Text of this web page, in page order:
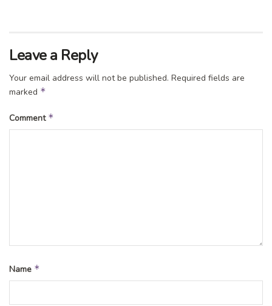
Leave a Reply
Your email address will not be published. Required fields are
marked *
Comment *
Name *